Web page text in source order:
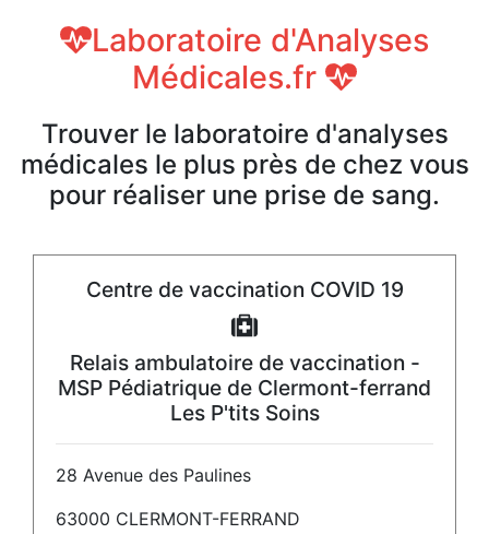
Laboratoire d'Analyses
Médicales.fr
Trouver le laboratoire d'analyses
médicales le plus près de chez vous
pour réaliser une prise de sang.
Centre de vaccination COVID 19
Relais ambulatoire de vaccination -
MSP Pédiatrique de Clermont-ferrand
Les P'tits Soins
28 Avenue des Paulines
63000 CLERMONT-FERRAND